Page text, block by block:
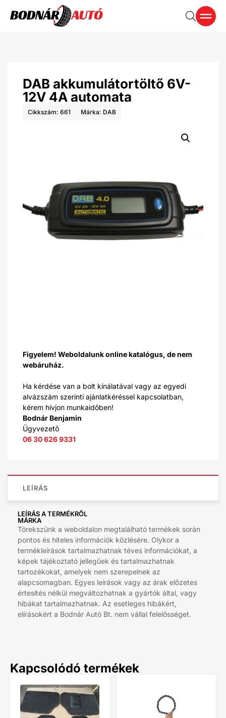
DAB akkumulátortöltő 6V-
12V 4A automata
Cikkszám: 661 Márka: DAB
Figyelem! Weboldalunk online katalógus, de nem
webáruház.
Ha kérdése van a bolt kínálatával vagy az egyedi
alvázszám szerinti ajánlatkéréssel kapcsolatban,
kérem hívjon munkaidőben!
Bodnár Benjamin
Ügyvezető
06 30 626 9331
LEÍRÁS
LEÍRÁS A TERMÉKRŐL
MÁRKA
Törekszünk a weboldalon megtalálható termékek során
pontos és hiteles információk közlésére. Olykor a
termékleírások tartalmazhatnak téves információkat, a
képek tájékoztató jellegűek és tartalmazhatnak
tartozékokat, amelyek nem szerepelnek az
alapcsomagban. Egyes leírások vagy az árak előzetes
értesítés nélkül megváltozhatnak a gyártók által, vagy
hibákat tartalmazhatnak. Az esetleges hibákért,
elírásokért a Bodnár Autó Bt. nem vállal felelősséget.
Kapcsolódó termékek